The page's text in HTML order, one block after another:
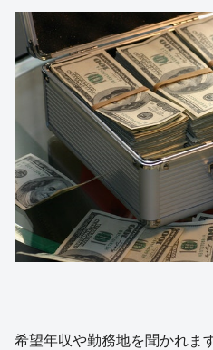
希望年収や勤務地を聞かれます